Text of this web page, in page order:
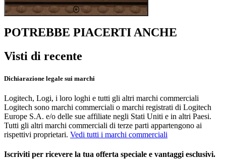
POTREBBE PIACERTI ANCHE
Visti di recente
Dichiarazione legale sui marchi
Logitech, Logi, i loro loghi e tutti gli altri marchi commerciali
Logitech sono marchi commerciali o marchi registrati di Logitech
Europe S.A. e/o delle sue affiliate negli Stati Uniti e in altri Paesi.
Tutti gli altri marchi commerciali di terze parti appartengono ai
rispettivi proprietari. Vedi tutti i marchi commerciali
Iscriviti per ricevere la tua offerta speciale e vantaggi esclusivi.